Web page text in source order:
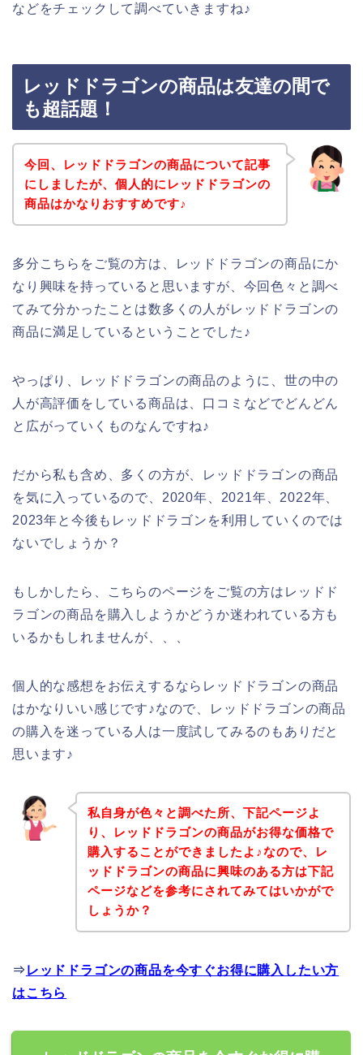
などをチェックして調べていきますね♪
レッドドラゴンの商品は友達の間で
も超話題！
今回、レッドドラゴンの商品について記事
にしましたが、個人的にレッドドラゴンの
商品はかなりおすすめです♪
多分こちらをご覧の方は、レッドドラゴンの商品にか
なり興味を持っていると思いますが、今回色々と調べ
てみて分かったことは数多くの人がレッドドラゴンの
商品に満足しているということでした♪
やっぱり、レッドドラゴンの商品のように、世の中の
人が高評価をしている商品は、口コミなどでどんどん
と広がっていくものなんですね♪
だから私も含め、多くの方が、レッドドラゴンの商品
を気に入っているので、2020年、2021年、2022年、
2023年と今後もレッドドラゴンを利用していくのでは
ないでしょうか？
もしかしたら、こちらのページをご覧の方はレッドド
ラゴンの商品を購入しようかどうか迷われている方も
いるかもしれませんが、、、
個人的な感想をお伝えするならレッドドラゴンの商品
はかなりいい感じです♪なので、レッドドラゴンの商品
の購入を迷っている人は一度試してみるのもありだと
思います♪
私自身が色々と調べた所、下記ページよ
り、レッドドラゴンの商品がお得な価格で
購入することができましたよ♪なので、レ
ッドドラゴンの商品に興味のある方は下記
ページなどを参考にされてみてはいかがで
しょうか？
⇒ レッドドラゴンの商品を今すぐお得に購入したい方
はこちら